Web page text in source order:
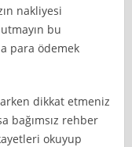
nakliyesi
bu
para ödemek
dikkat etmeniz
bağımsız rehber
okuyup